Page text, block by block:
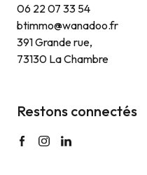
06 22 07 33 54
btimmo@wanadoo.fr
391 Grande rue,
73130 La Chambre
Restons connectés